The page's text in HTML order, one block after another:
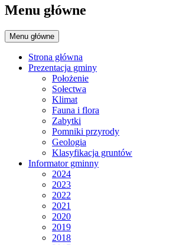
Menu główne
Menu główne
Strona główna
Prezentacja gminy
Położenie
Sołectwa
Klimat
Fauna i flora
Zabytki
Pomniki przyrody
Geologia
Klasyfikacja gruntów
Informator gminny
2024
2023
2022
2021
2020
2019
2018